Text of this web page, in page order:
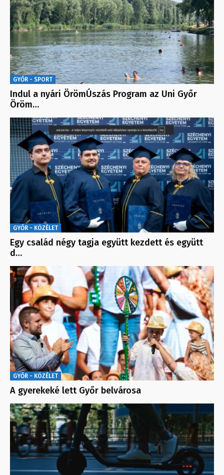
GYŐR - SPORT
Indul a nyári ÖrömÚszás Program az Uni Győr
Öröm…
GYŐR - KÖZÉLET
Egy család négy tagja együtt kezdett és együtt
d…
GYŐR - KÖZÉLET
A gyerekeké lett Győr belvárosa